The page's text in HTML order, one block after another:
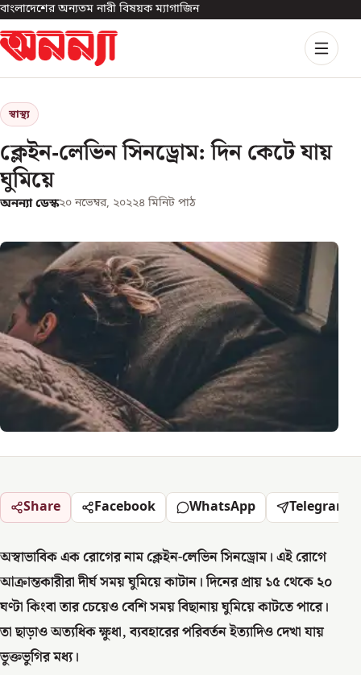
বাংলাদেশের অন্যতম নারী বিষয়ক ম্যাগাজিন
স্বাস্থ্য
ক্লেইন-লেভিন সিনড্রোম: দিন কেটে যায়
ঘুমিয়ে
অনন্যা ডেস্ক২০ নভেম্বর, ২০২২৪ মিনিট পাঠ
Share Facebook WhatsApp Telegram
অস্বাভাবিক এক রোগের নাম ক্লেইন-লেভিন সিনড্রোম। এই রোগে
আক্রান্তকারীরা দীর্ঘ সময় ঘুমিয়ে কাটান। দিনের প্রায় ১৫ থেকে ২০
ঘণ্টা কিংবা তার চেয়েও বেশি সময় বিছানায় ঘুমিয়ে কাটতে পারে।
তা ছাড়াও অত্যধিক ক্ষুধা, ব্যবহারের পরিবর্তন ইত্যাদিও দেখা যায়
ভুক্তভুগির মধ্য।